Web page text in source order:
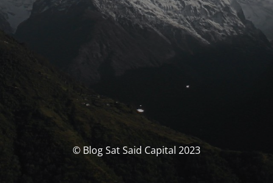
© Blog Sat Said Capital 2023